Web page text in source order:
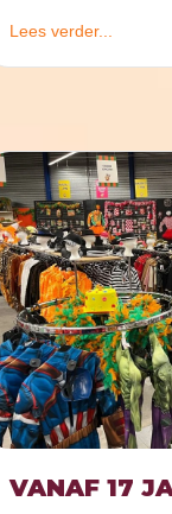
Lees verder...
VANAF 17